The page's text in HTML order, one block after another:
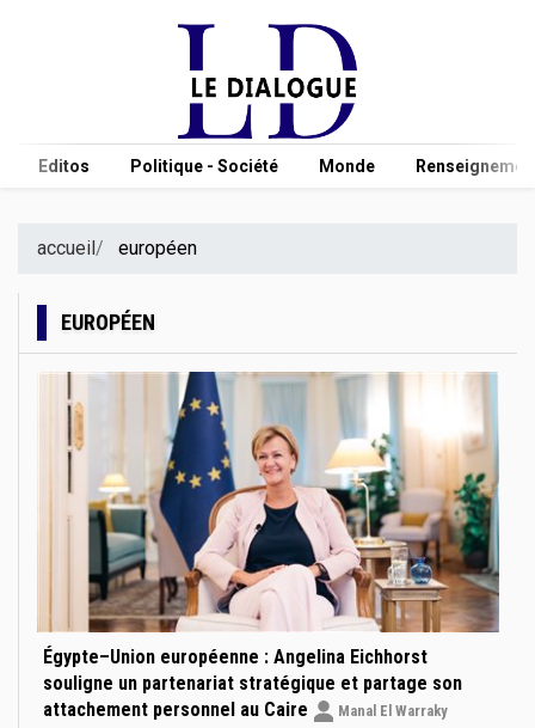
Editos Politique - Société Monde
accueil européen
EUROPÉEN
Égypte–Union européenne : Angelina Eichhorst
souligne un partenariat stratégique et partage son
attachement personnel au Caire
Manal El Warraky